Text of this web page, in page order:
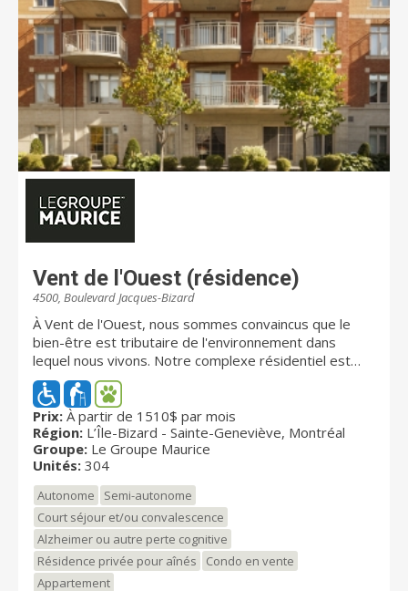
Vent de l'Ouest (résidence)
4500, Boulevard Jacques-Bizard
À Vent de l'Ouest, nous sommes convaincus que le
bien-être est tributaire de l'environnement dans
lequel nous vivons. Notre complexe résidentiel est
situé à un jet de pierre de l'Île Bizard dans un écrin de
verdure niché entre le lac des Deux Montagnes et la
rivière des Prairies. Le paysage, l'architecture et
l'aménagement intérieur imprègnent la vie
communautaire d'une harmonie à laquelle contribue
également l'équipe sur place. Vent de l'Ouest est la
seule résidence intégrée pour retraités dans l'ouest
de l'Île offrant des condos, des appartements et des
studios de soins sous sa bannière Signature. Tous les
éléments sont ainsi réunis à Vent de l'Ouest pour
assurer votre confort et votre bien-être en toute
sécurité.
Prix: À partir de 1510$ par mois
Région: L’Île-Bizard - Sainte-Geneviève, Montréal
Groupe: Le Groupe Maurice
Unités: 304
Autonome
Semi-autonome
Court séjour et/ou convalescence
Alzheimer ou autre perte cognitive
Résidence privée pour aînés
Condo en vente
Appartement